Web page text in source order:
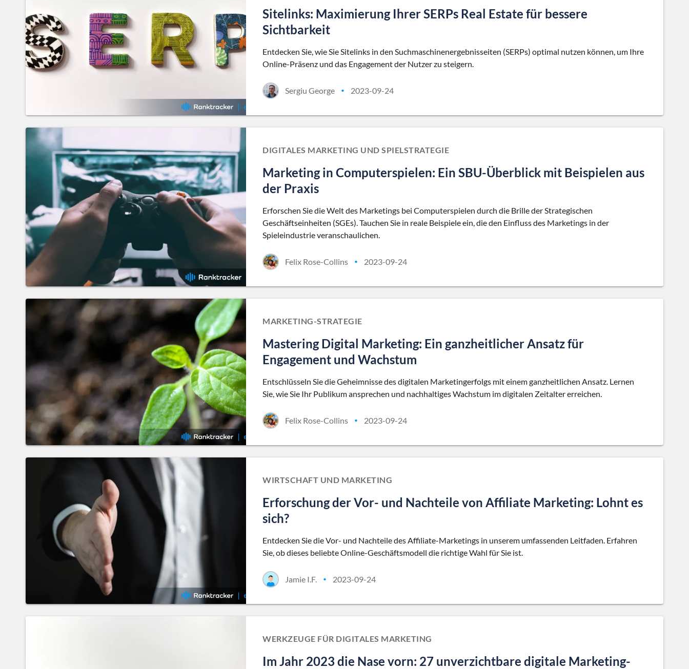
Sitelinks: Maximierung Ihrer SERPs Real Estate für bessere
Sichtbarkeit
Entdecken Sie, wie Sie Sitelinks in den Suchmaschinenergebnisseiten (SERPs) optimal nutzen können, um Ihre
Online-Präsenz und das Engagement der Nutzer zu steigern.
Sergiu George • 2023-09-24
DIGITALES MARKETING UND SPIELSTRATEGIE
Marketing in Computerspielen: Ein SBU-Überblick mit Beispielen aus
der Praxis
Erforschen Sie die Welt des Marketings bei Computerspielen durch die Brille der Strategischen
Geschäftseinheiten (SGEs). Tauchen Sie in reale Beispiele ein, die den Einfluss des Marketings in der
Spieleindustrie veranschaulichen.
Felix Rose-Collins • 2023-09-24
MARKETING-STRATEGIE
Mastering Digital Marketing: Ein ganzheitlicher Ansatz für
Engagement und Wachstum
Entschlüsseln Sie die Geheimnisse des digitalen Marketingerfolgs mit einem ganzheitlichen Ansatz. Lernen
Sie, wie Sie Ihr Publikum ansprechen und nachhaltiges Wachstum im digitalen Zeitalter erreichen.
Felix Rose-Collins • 2023-09-24
WIRTSCHAFT UND MARKETING
Erforschung der Vor- und Nachteile von Affiliate Marketing: Lohnt es
sich?
Entdecken Sie die Vor- und Nachteile des Affiliate-Marketings in unserem umfassenden Leitfaden. Erfahren
Sie, ob dieses beliebte Online-Geschäftsmodell die richtige Wahl für Sie ist.
Jamie I.F. • 2023-09-24
WERKZEUGE FÜR DIGITALES MARKETING
Im Jahr 2023 die Nase vorn: 27 unverzichtbare digitale Marketing-